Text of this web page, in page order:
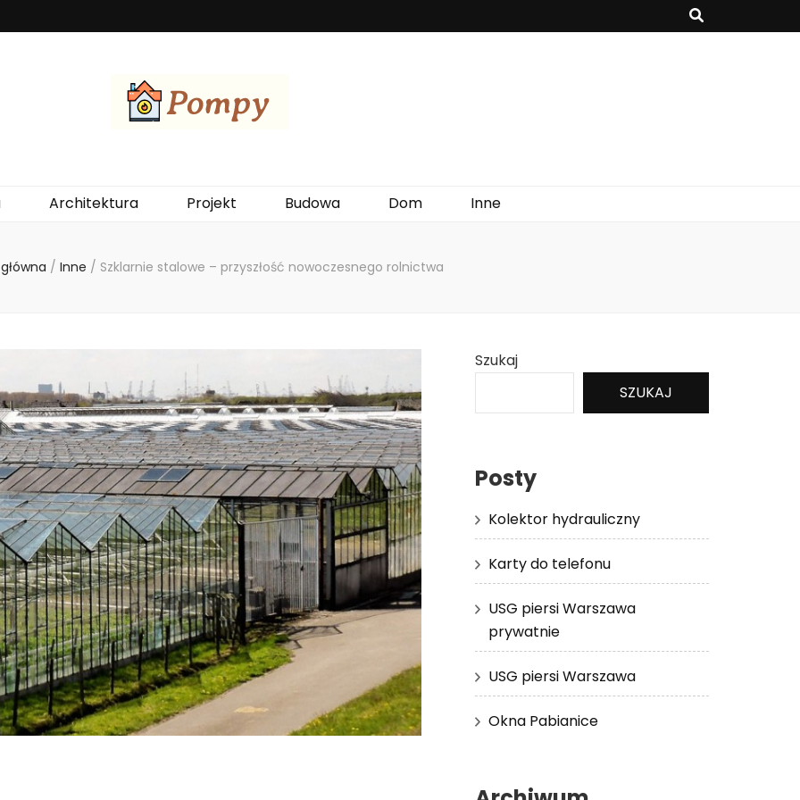
Architektura Projekt Budowa Dom Inne
/ Inne / Szklarnie stalowe – przyszłość nowoczesnego rolnictwa
Szukaj
SZUKAJ
Posty
Kolektor hydrauliczny
Karty do telefonu
USG piersi Warszawa
prywatnie
USG piersi Warszawa
Okna Pabianice